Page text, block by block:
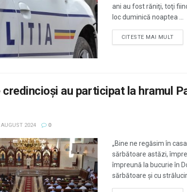
ani au fost răniţi, toţi
loc duminică noaptea ...
CITESTE MAI MULT
credincioşi au participat la hramul
2024 0
„Bine ne regăsim în
sărbătoare astăzi,
împreună la bucurie în
sărbătoare și cu